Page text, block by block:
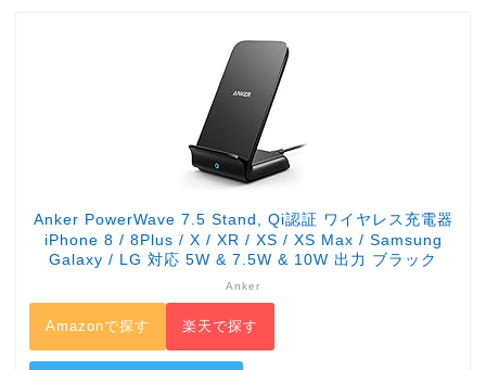
Anker PowerWave 7.5 Stand, Qi認証 ワイヤレス充電器
iPhone 8 / 8Plus / X / XR / XS / XS Max / Samsung
Galaxy / LG 対応 5W & 7.5W & 10W 出力 ブラック
Anker
Amazonで探す 楽天で探す